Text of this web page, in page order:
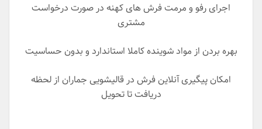
اجرای رفو و مرمت فرش های کهنه در صورت درخواست
مشتری
بهره بردن از مواد شوینده کاملا استاندارد و بدون حساسیت
امکان پیگیری آنلاین فرش در قالیشویی جماران از لحظه
دریافت تا تحویل